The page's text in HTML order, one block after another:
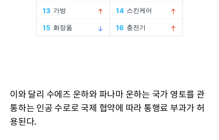
이와 달리 수에즈 운하와 파나마 운하는 국가 영토를 관
통하는 인공 수로로 국제 협약에 따라 통행료 부과가 허
용된다.